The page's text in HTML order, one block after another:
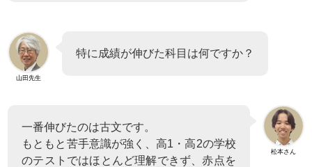
山田先生
特に成績が伸びた科目は何ですか？
松本さん
一番伸びたのは古文です。
もともと苦手意識が強く、高1・高2の学校
のテストではほとんど理解できず、赤点を